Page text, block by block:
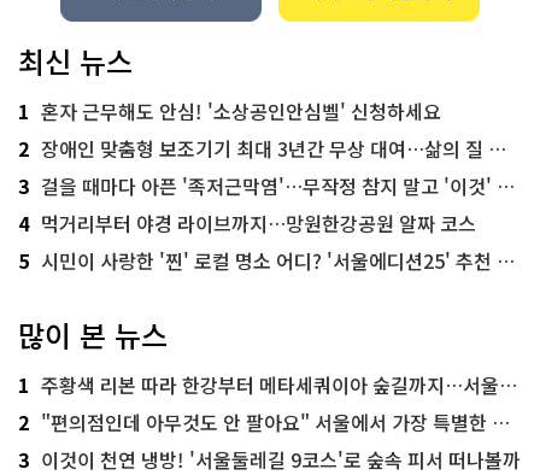
최신 뉴스
1 혼자 근무해도 안심! '소상공인안심벨' 신청하세요
2 장애인 맞춤형 보조기기 최대 3년간 무상 대여…삶의 질 높인다
3 걸을 때마다 아픈 '족저근막염'…무작정 참지 말고 '이것' 해보세요!
4 먹거리부터 야경 라이브까지…망원한강공원 알짜 코스
5 시민이 사랑한 '찐' 로컬 명소 어디? '서울에디션25' 추천 코스
많이 본 뉴스
1 주황색 리본 따라 한강부터 메타세쿼이아 숲길까지…서울둘레길 15코스
2 "편의점인데 아무것도 안 팔아요" 서울에서 가장 특별한 편의점의 정체
3 이것이 천연 냉방! '서울둘레길 9코스'로 숲속 피서 떠나볼까